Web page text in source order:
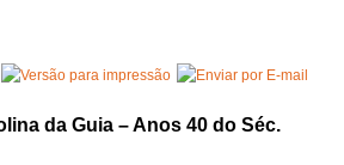
da Guia – Anos 40 do Séc.